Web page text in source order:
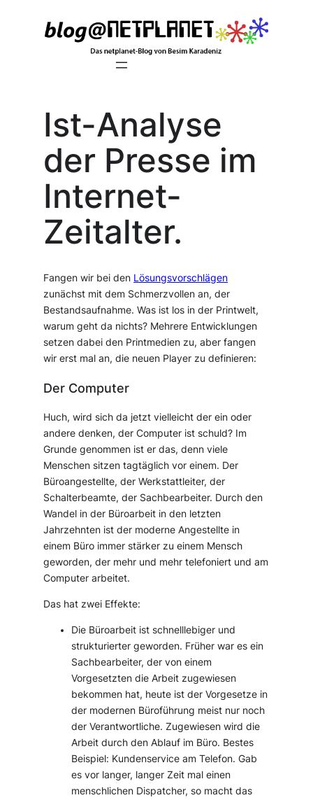
Ist-Analyse
der Presse im
Internet-
Zeitalter.
Fangen wir bei den Lösungsvorschlägen
zunächst mit dem Schmerzvollen an, der
Bestandsaufnahme. Was ist los in der Printwelt,
warum geht da nichts? Mehrere Entwicklungen
setzen dabei den Printmedien zu, aber fangen
wir erst mal an, die neuen Player zu definieren:
Der Computer
Huch, wird sich da jetzt vielleicht der ein oder
andere denken, der Computer ist schuld? Im
Grunde genommen ist er das, denn viele
Menschen sitzen tagtäglich vor einem. Der
Büroangestellte, der Werkstattleiter, der
Schalterbeamte, der Sachbearbeiter. Durch den
Wandel in der Büroarbeit in den letzten
Jahrzehnten ist der moderne Angestellte in
einem Büro immer stärker zu einem Mensch
geworden, der mehr und mehr telefoniert und am
Computer arbeitet.
Das hat zwei Effekte:
Die Büroarbeit ist schnelllebiger und
strukturierter geworden. Früher war es ein
Sachbearbeiter, der von einem
Vorgesetzten die Arbeit zugewiesen
bekommen hat, heute ist der Vorgesetze in
der modernen Büroführung meist nur noch
der Verantwortliche. Zugewiesen wird die
Arbeit durch den Ablauf im Büro. Bestes
Beispiel: Kundenservice am Telefon. Gab
es vor langer, langer Zeit mal einen
menschlichen Dispatcher, so macht das